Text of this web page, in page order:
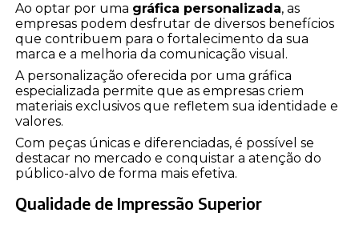
Ao optar por uma gráfica personalizada, as
empresas podem desfrutar de diversos benefícios
que contribuem para o fortalecimento da sua
marca e a melhoria da comunicação visual.
A personalização oferecida por uma gráfica
especializada permite que as empresas criem
materiais exclusivos que refletem sua identidade e
valores.
Com peças únicas e diferenciadas, é possível se
destacar no mercado e conquistar a atenção do
público-alvo de forma mais efetiva.
Qualidade de Impressão Superior